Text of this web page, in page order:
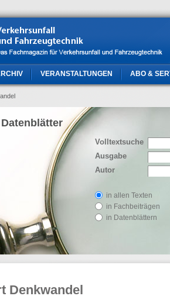
VERANSTALTUNGEN ABO &
Volltextsuche
Ausgabe
Autor
in allen Texten
in Fachbeiträgen
in Datenblättern
Denkwandel